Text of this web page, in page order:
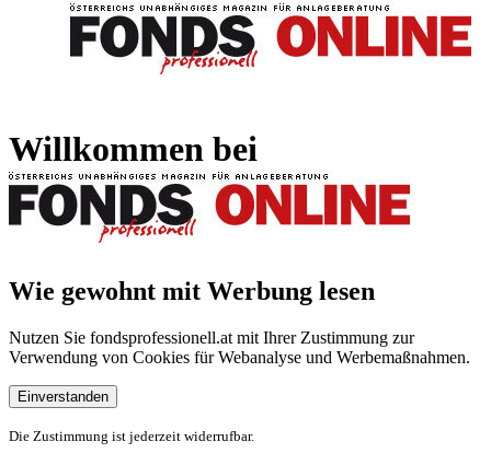
Willkommen bei
Wie gewohnt mit Werbung lesen
Nutzen Sie fondsprofessionell.at mit Ihrer Zustimmung zur
Verwendung von Cookies für Webanalyse und Werbemaßnahmen.
Einverstanden
Die Zustimmung ist jederzeit widerrufbar.